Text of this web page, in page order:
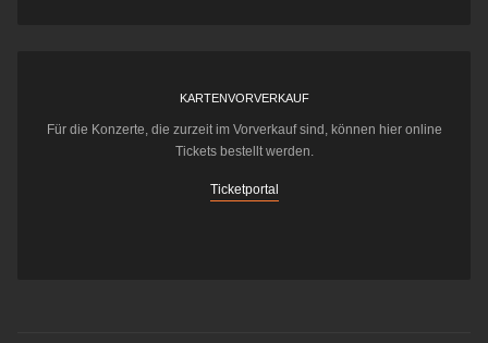
KARTENVORVERKAUF
Für die Konzerte, die zurzeit im Vorverkauf sind, können hier online
Tickets bestellt werden.
Ticketportal